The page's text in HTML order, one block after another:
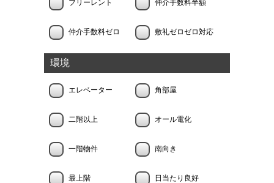
フリーレント 仲介手数料半額
仲介手数料ゼロ 敷礼ゼロゼロ対応
環境
エレベーター 角部屋
二階以上 オール電化
一階物件 南向き
最上階 日当たり良好